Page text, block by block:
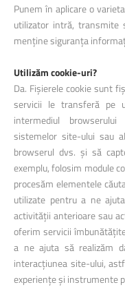
Punem în aplicare o
utilizator intră, transmite
menține siguranța
Utilizăm cookie-uri?
Da. Fișierele cookie sunt
servicii le transferă pe
intermediul
sistemelor site-ului sau
browserul dvs. și să
exemplu, folosim module
procesăm elementele
utilizate pentru a ne
activității anterioare sau
oferim servicii
a ne ajuta să realizăm
interacțiunea site-ului,
experiențe și instrumente